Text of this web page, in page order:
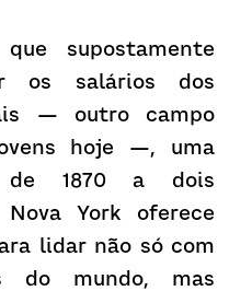
supostamente
os salários dos
— outro campo
hoje —, uma
1870 a dois
York oferece
lidar não só com
do mundo, mas